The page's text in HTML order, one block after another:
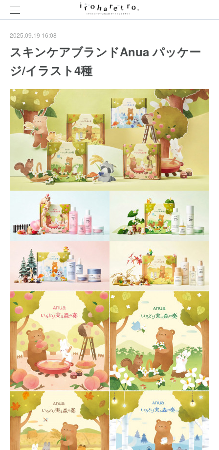
2025.09.19 16:08
スキンケアブランドAnua パッケー
ジ/イラスト4種